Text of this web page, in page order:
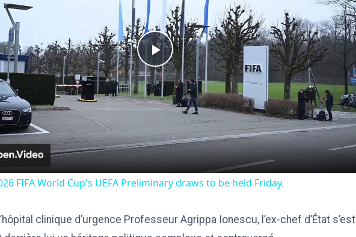
Play
Video
FIFA World Cup's UEFA Preliminary draws to be held Friday.
clinique d’urgence Professeur Agrippa Ionescu, l’ex-chef d’État s’est